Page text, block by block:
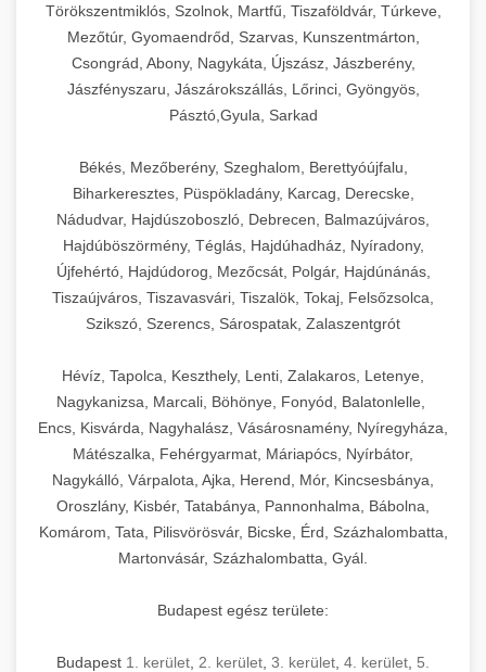
Törökszentmiklós, Szolnok, Martfű, Tiszaföldvár, Túrkeve,
Mezőtúr, Gyomaendrőd, Szarvas, Kunszentmárton,
Csongrád, Abony, Nagykáta, Újszász, Jászberény,
Jászfényszaru, Jászárokszállás, Lőrinci, Gyöngyös,
Pásztó,Gyula, Sarkad
Békés, Mezőberény, Szeghalom, Berettyóújfalu,
Biharkeresztes, Püspökladány, Karcag, Derecske,
Nádudvar, Hajdúszoboszló, Debrecen, Balmazújváros,
Hajdúböszörmény, Téglás, Hajdúhadház, Nyíradony,
Újfehértó, Hajdúdorog, Mezőcsát, Polgár, Hajdúnánás,
Tiszaújváros, Tiszavasvári, Tiszalök, Tokaj, Felsőzsolca,
Szikszó, Szerencs, Sárospatak, Zalaszentgrót
Hévíz, Tapolca, Keszthely, Lenti, Zalakaros, Letenye,
Nagykanizsa, Marcali, Böhönye, Fonyód, Balatonlelle,
Encs, Kisvárda, Nagyhalász, Vásárosnamény, Nyíregyháza,
Mátészalka, Fehérgyarmat, Máriapócs, Nyírbátor,
Nagykálló, Várpalota, Ajka, Herend, Mór, Kincsesbánya,
Oroszlány, Kisbér, Tatabánya, Pannonhalma, Bábolna,
Komárom, Tata, Pilisvörösvár, Bicske, Érd, Százhalombatta,
Martonvásár, Százhalombatta, Gyál.
Budapest egész területe:
Budapest 1. kerület 2. kerület 3. kerület 4. kerület 5.